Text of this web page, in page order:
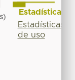
Estadísticas
Estadísticas
de uso